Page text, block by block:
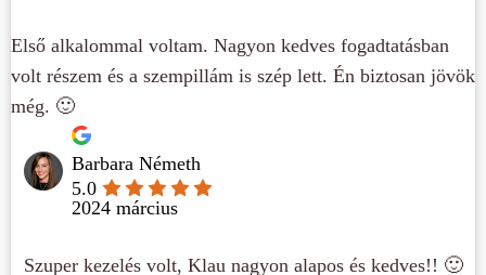
Első alkalommal voltam. Nagyon kedves fogadtatásban
volt részem és a szempillám is szép lett. Én biztosan jövök
még. 🙂
Barbara Németh
5.0
2024 március
Szuper kezelés volt, Klau nagyon alapos és kedves!! 🙂